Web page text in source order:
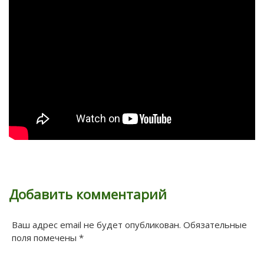
Добавить комментарий
Ваш адрес email не будет опубликован. Обязательные
поля помечены *